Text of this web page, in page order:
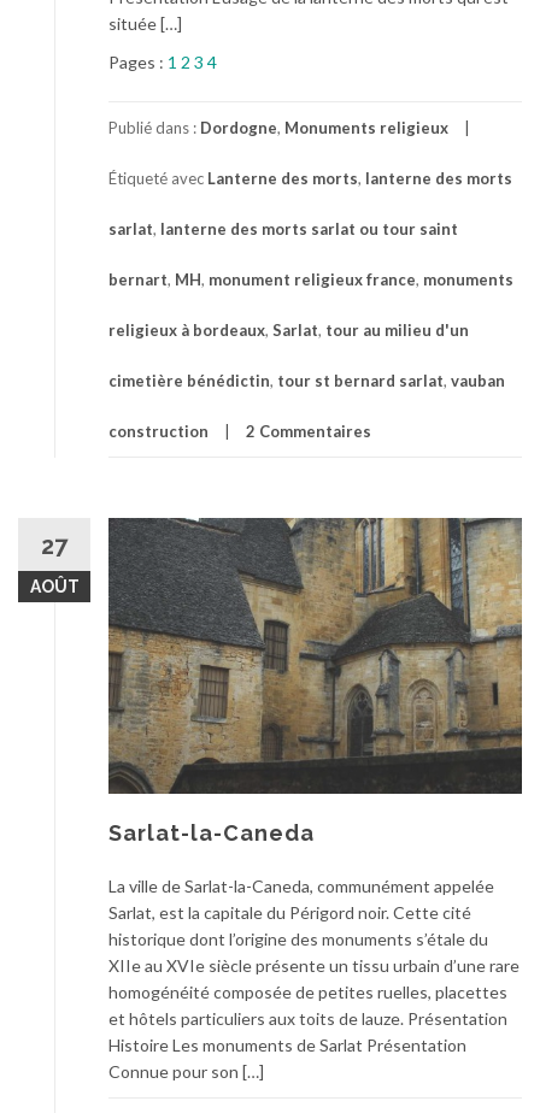
située […]
Pages : 1 2 3 4
Publié dans : Dordogne, Monuments religieux
Étiqueté avec Lanterne des morts, lanterne des morts
sarlat, lanterne des morts sarlat ou tour saint
bernart, MH, monument religieux france, monuments
religieux à bordeaux, Sarlat, tour au milieu d'un
cimetière bénédictin, tour st bernard sarlat, vauban
construction 2 Commentaires
27
AOÛT
Sarlat-la-Caneda
La ville de Sarlat-la-Caneda, communément appelée
Sarlat, est la capitale du Périgord noir. Cette cité
historique dont l’origine des monuments s’étale du
XIIe au XVIe siècle présente un tissu urbain d’une rare
homogénéité composée de petites ruelles, placettes
et hôtels particuliers aux toits de lauze. Présentation
Histoire Les monuments de Sarlat Présentation
Connue pour son […]